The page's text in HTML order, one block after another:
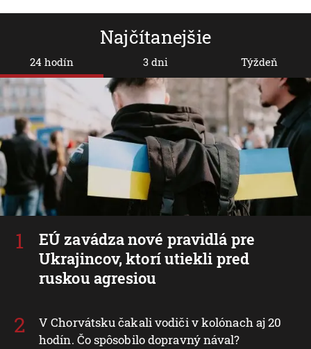
Najčítanejšie
24 hodín
EÚ zavádza nové pravidlá pre
Ukrajincov, ktorí utiekli pred
ruskou agresiou
V Chorvátsku čakali vodiči v kolónach aj 20
hodín. Čo spôsobilo dopravný nával?
3 dni Týždeň